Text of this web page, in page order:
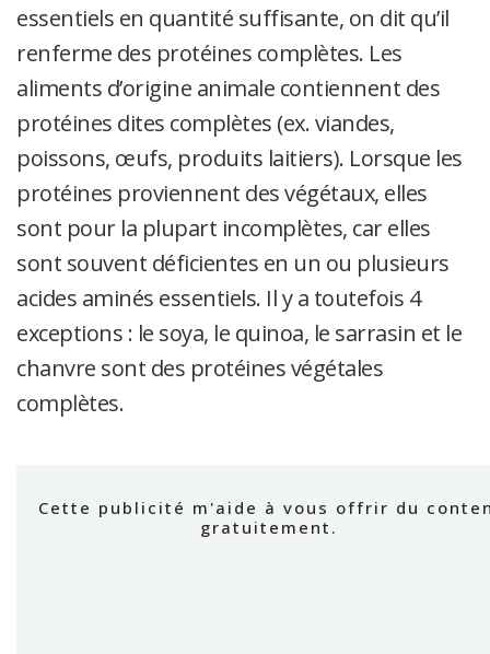
essentiels en quantité suffisante, on dit qu’il
renferme des protéines complètes. Les
aliments d’origine animale contiennent des
protéines dites complètes (ex. viandes,
poissons, œufs, produits laitiers). Lorsque les
protéines proviennent des végétaux, elles
sont pour la plupart incomplètes, car elles
sont souvent déficientes en un ou plusieurs
acides aminés essentiels. Il y a toutefois 4
exceptions : le soya, le quinoa, le sarrasin et le
chanvre sont des protéines végétales
complètes.